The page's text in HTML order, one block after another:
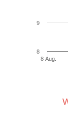
8 Aug.
8
9